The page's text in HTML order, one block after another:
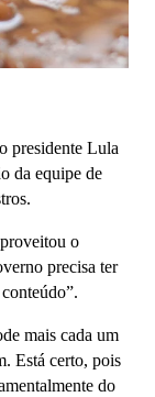
presidente Lula
da equipe de
o
precisa ter
mais cada um
Está certo, pois
do